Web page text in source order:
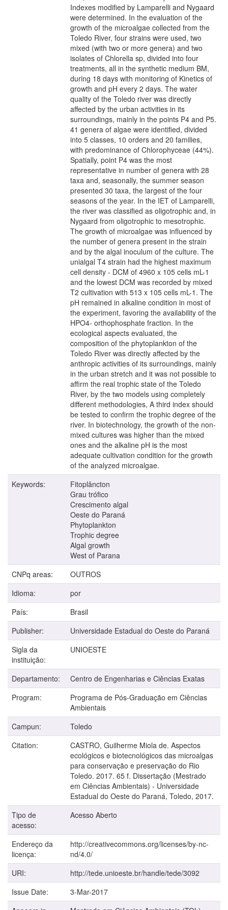
Indexes modified by Lamparelli and Nygaard
were determined. In the evaluation of the
growth of the microalgae collected from the
Toledo River, four strains were used, two
mixed (with two or more genera) and two
isolates of Chlorella sp, divided into four
treatments, all in the synthetic medium BM,
during 18 days with monitoring of Kinetics of
growth and pH every 2 days. The water
quality of the Toledo river was directly
affected by the urban activities in its
surroundings, mainly in the points P4 and P5.
41 genera of algae were identified, divided
into 5 classes, 10 orders and 20 families,
with predominance of Chlorophyceae (44%).
Spatially, point P4 was the most
representative in number of genera with 28
taxa and, seasonally, the summer season
presented 30 taxa, the largest of the four
seasons of the year. In the IET of Lamparelli,
the river was classified as oligotrophic and, in
Nygaard from oligotrophic to mesotrophic.
The growth of microalgae was influenced by
the number of genera present in the strain
and by the algal inoculum of the culture. The
unialgal T4 strain had the highest maximum
cell density - DCM of 4960 x 105 cells mL-1
and the lowest DCM was recorded by mixed
T2 cultivation with 513 x 105 cells mL-1. The
pH remained in alkaline condition in most of
the experiment, favoring the availability of the
HPO4- orthophosphate fraction. In the
ecological aspects evaluated, the
composition of the phytoplankton of the
Toledo River was directly affected by the
anthropic activities of its surroundings, mainly
in the urban stretch and it was not possible to
affirm the real trophic state of the Toledo
River, by the two models using completely
different methodologies, A third index should
be tested to confirm the trophic degree of the
river. In biotechnology, the growth of the non-
mixed cultures was higher than the mixed
ones and the alkaline pH is the most
adequate cultivation condition for the growth
of the analyzed microalgae.
Keywords:
Fitoplâncton
Grau trófico
Crescimento algal
Oeste do Paraná
Phytoplankton
Trophic degree
Algal growth
West of Parana
CNPq areas:
OUTROS
Idioma:
por
País:
Brasil
Publisher:
Universidade Estadual do Oeste do Paraná
Sigla da
instituição:
UNIOESTE
Departamento:
Centro de Engenharias e Ciências Exatas
Program:
Programa de Pós-Graduação em Ciências
Ambientais
Campun:
Toledo
Citation:
CASTRO, Guilherme Miola de. Aspectos
ecológicos e biotecnológicos das microalgas
para conservação e preservação do Rio
Toledo. 2017. 65 f. Dissertação (Mestrado
em Ciências Ambientais) - Universidade
Estadual do Oeste do Paraná, Toledo, 2017.
Tipo de
acesso:
Acesso Aberto
Endereço da
licença:
http://creativecommons.org/licenses/by-nc-
nd/4.0/
URI:
http://tede.unioeste.br/handle/tede/3092
Issue Date:
3-Mar-2017